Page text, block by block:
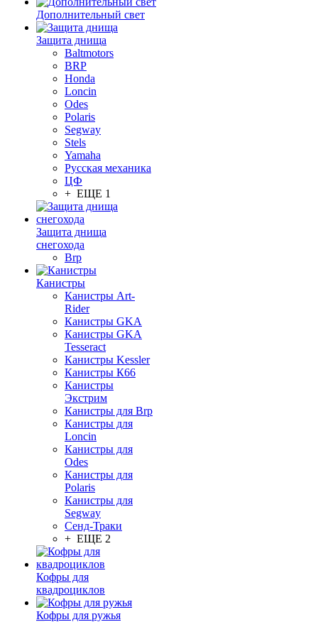
Дополнительный свет
Защита днища
Baltmotors
BRP
Honda
Loncin
Odes
Polaris
Segway
Stels
Yamaha
Русская механика
ЦФ
+ ЕЩЕ 1
Защита днища
снегохода
Brp
Канистры
Канистры Art-
Rider
Канистры GKA
Канистры GKA
Tesseract
Канистры Kessler
Канистры К66
Канистры
Экстрим
Канистры для Brp
Канистры для
Loncin
Канистры для
Odes
Канистры для
Polaris
Канистры для
Segway
Сенд-Траки
+ ЕЩЕ 2
Кофры для
квадроциклов
Кофры для ружья